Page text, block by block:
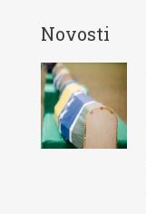
Novosti